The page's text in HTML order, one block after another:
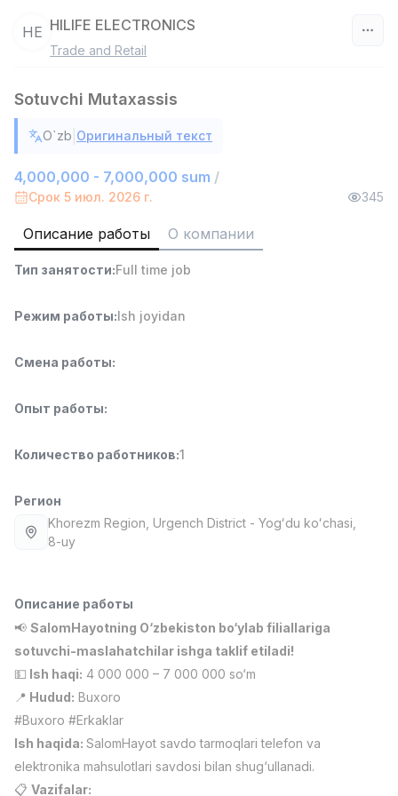
6,000,000 - 15,000,000 sum
/
ASIAN
Full time job
Работник склада
4,280,000 sum/
Full time job
Ish joyidan
Доставка
Full time job
Ish joyidan
Повар фастфуда
LES AILES
Full time job
Ish joyidan
NAVBAHOR APTEKA
Ish joyidan
Оператор по продажам (Только для
девушек!)
Договорная
NAFF
Full time job
Ish joyidan
Агент по продажам
HE HILIFE ELECTRONICS
Trade and Retail
Sotuvchi Mutaxassis
O`zb Оригинальный текст
4,000,000 - 7,000,000 sum /
Срок 5 июл. 2026 г. 345
Описание работы О компании
Тип занятости:Full time job
Режим работы:Ish joyidan
Смена работы:
Опыт работы:
Количество работников:1
Регион
Khorezm Region , Urgench District - Yogʻdu koʻchasi,
8-uy
Описание работы
📢 SalomHayotning O‘zbekiston bo‘ylab filiallariga
sotuvchi-maslahatchilar ishga taklif etiladi!
💵 Ish haqi: 4 000 000 – 7 000 000 so‘m
📍 Hudud: Buxoro
#Buxoro #Erkaklar
Ish haqida: SalomHayot savdo tarmoqlari telefon va
elektronika mahsulotlari savdosi bilan shug‘ullanadi.
📋 Vazifalar:
Вакансии Категории Компании